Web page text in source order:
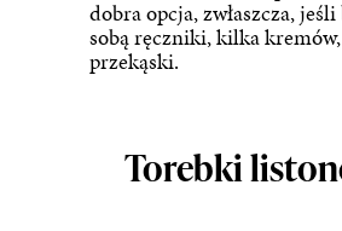
dobra opcja, zwłaszcza,
sobą ręczniki, kilka
przekąski.
Torebki